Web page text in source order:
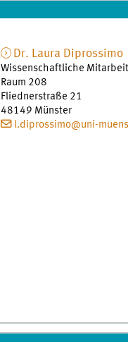
Dr. Laura Diprossimo
Wissenschaftliche
Raum 208
Fliednerstraße 21
48149 Münster
l.diprossimo@uni-